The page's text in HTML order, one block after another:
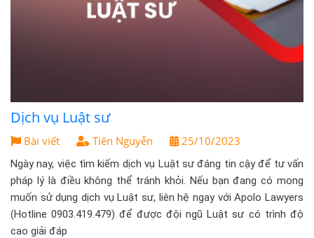
Dịch vụ Luật sư
Bài viết Tiên Nguyễn 25/10/2023
Ngày nay, việc tìm kiếm dịch vụ Luật sư đáng tin cậy để tư vấn
pháp lý là điều không thể tránh khỏi. Nếu bạn đang có mong
muốn sử dụng dịch vụ Luật sư, liên hệ ngay với Apolo Lawyers
(Hotline 0903.419.479) để được đội ngũ Luật sư có trình độ
cao giải đáp